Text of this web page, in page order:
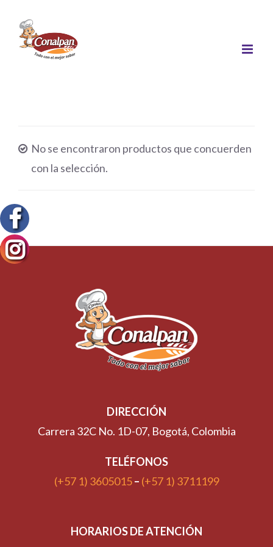
contenido
No se encontraron productos que concuerden
con la selección.
DIRECCIÓN
Carrera 32C No. 1D-07, Bogotá, Colombia
TELÉFONOS
(+57 1) 3605015– (+57 1) 3711199
HORARIOS DE ATENCIÓN